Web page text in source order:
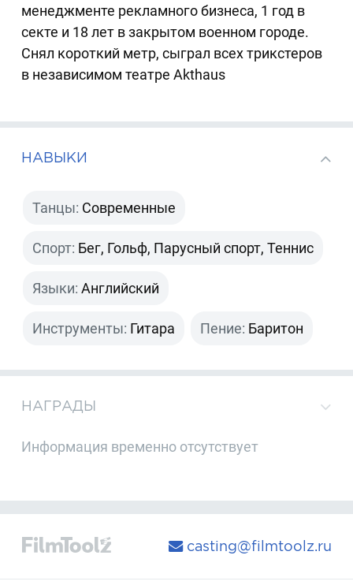
менеджменте рекламного бизнеса, 1 год в
секте и 18 лет в закрытом военном городе.
Снял короткий метр, сыграл всех трикстеров
в независимом театре Akthaus
НАВЫКИ
Танцы: Современные
Спорт: Бег, Гольф, Парусный спорт, Теннис
Языки: Английский
Инструменты: Гитара Пение: Баритон
НАГРАДЫ
Информация временно отсутствует
casting@filmtoolz.ru